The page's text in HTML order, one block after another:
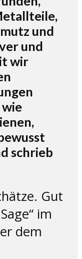
und
und
wir
wie
schrieb
Gut
im
dem